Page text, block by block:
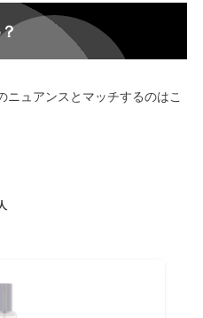
ニュアンスとマッチするのはこ